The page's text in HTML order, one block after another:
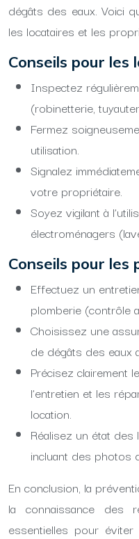
dégâts des eaux. Voici
les locataires et les
Conseils pour les
Inspectez
(robinetterie,
Fermez
utilisation.
Signalez
votre propriétaire.
Soyez vigilant à
électroménagers
Conseils pour les
Effectuez un
plomberie (contrôle
Choisissez une
de dégâts des eaux
Précisez clairement
l’entretien et les
location.
Réalisez un état des
incluant des photos
En conclusion, la
la connaissance des
essentielles pour